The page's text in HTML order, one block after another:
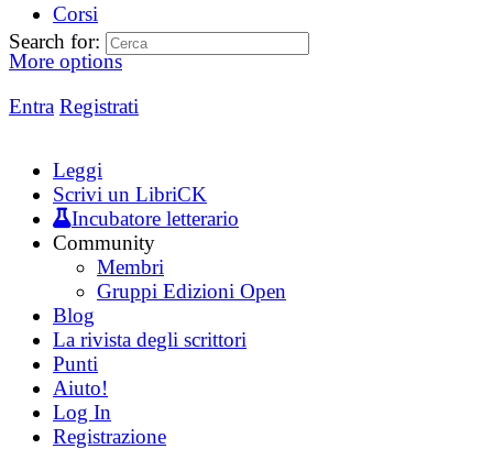
Corsi
More options
Entra Registrati
Search for:
Leggi
Scrivi un LibriCK
Incubatore letterario
Community
Membri
Gruppi Edizioni Open
Blog
La rivista degli scrittori
Punti
Aiuto!
Log In
Registrazione